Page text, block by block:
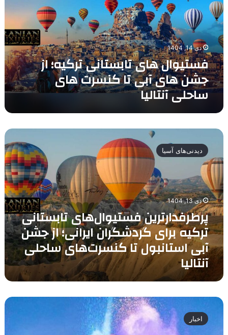
از
جشن
های
آبی
تا
کنسرت
های
ساحلی
آنتالیا
دی 14, 1404
فستیوال های تابستانی ترکیه؛ از
جشن های آبی تا کنسرت های
ساحلی آنتالیا
پرطرفدارترین
فستیوال‌های
تابستانی
ترکیه
برای
گردشگران
ایرانی؛
از
جشن
آبی
استانبول
تا
کنسرت‌های
ساحلی
آنتالیا
دیدنی‌های آسیا
دی 13, 1404
پرطرفدارترین فستیوال‌های تابستانی
ترکیه برای گردشگران ایرانی؛ از جشن
آبی استانبول تا کنسرت‌های ساحلی
آنتالیا
جشنواره
اخبار